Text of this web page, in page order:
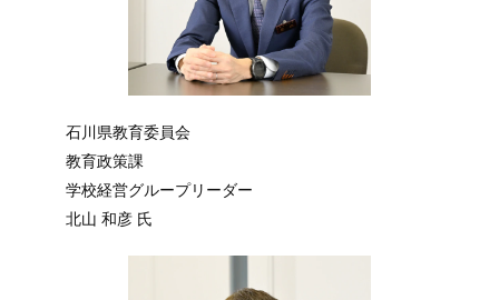
石川県教育委員会
教育政策課
学校経営グループリーダー
北山 和彦 氏